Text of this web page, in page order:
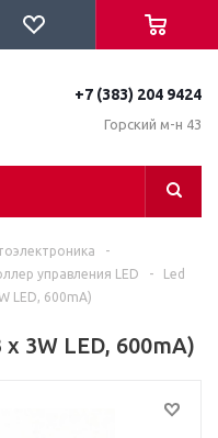
+7 (383) 204 9424
Горский м-н 43
-
управления LED -
Led
LED, 600mA)
3W LED, 600mA)